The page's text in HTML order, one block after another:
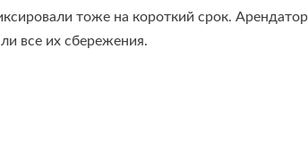
тоже на короткий срок.
все их сбережения.